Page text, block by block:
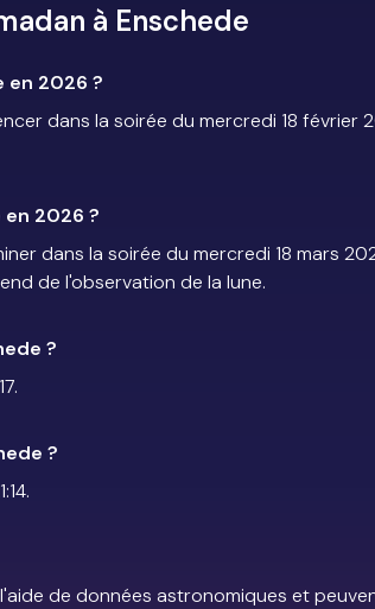
à Enschede
en 2026 ?
dans la soirée du mercredi 18 février
en 2026 ?
dans la soirée du mercredi 18 mars
de l'observation de la lune.
?
?
de données astronomiques et